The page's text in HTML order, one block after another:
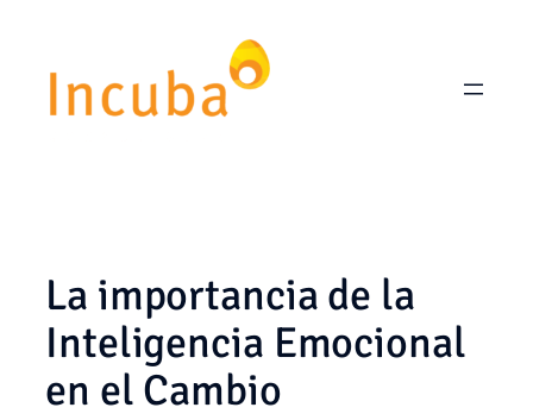
contenido
La importancia de la
Inteligencia Emocional
en el Cambio